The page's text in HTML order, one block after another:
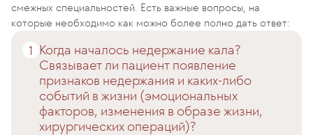
смежных специальностей. Есть важные вопросы, на
которые необходимо как можно более полно дать ответ:
Когда началось недержание кала?
Связывает ли пациент появление
признаков недержания и каких-либо
событий в жизни (эмоциональных
факторов, изменения в образе жизни,
хирургических операций)?